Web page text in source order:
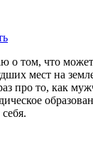
о том, что
мест на
то, как